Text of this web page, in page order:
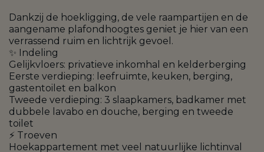
Dankzij de hoekligging, de vele raampartijen en de
aangename plafondhoogtes geniet je hier van een
verrassend ruim en lichtrijk gevoel.
✨ Indeling
Gelijkvloers: privatieve inkomhal en kelderberging
Eerste verdieping: leefruimte, keuken, berging,
gastentoilet en balkon
Tweede verdieping: 3 slaapkamers, badkamer met
dubbele lavabo en douche, berging en tweede
toilet
⚡ Troeven
Hoekappartement met veel natuurlijke lichtinval